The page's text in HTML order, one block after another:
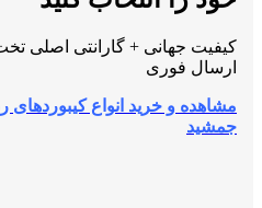
کیفیت جهانی + گارانتی اصلی
ارسال فوری
مشاهده و خرید انواع کیبوردهای
جمشید